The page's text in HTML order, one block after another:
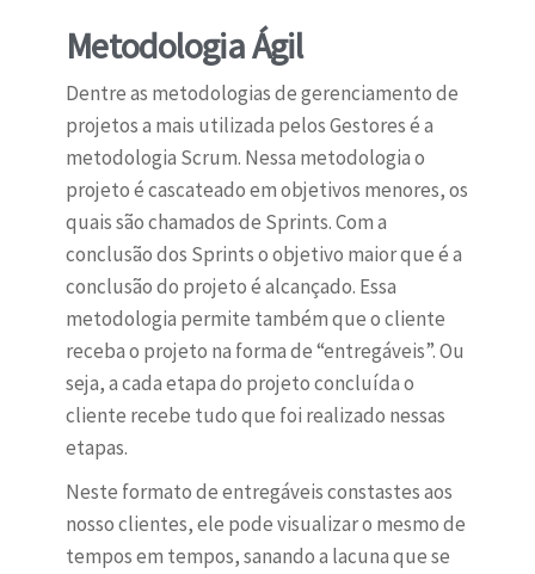
Metodologia Ágil
Dentre as metodologias de gerenciamento de
projetos a mais utilizada pelos Gestores é a
metodologia Scrum. Nessa metodologia o
projeto é cascateado em objetivos menores, os
quais são chamados de Sprints. Com a
conclusão dos Sprints o objetivo maior que é a
conclusão do projeto é alcançado. Essa
metodologia permite também que o cliente
receba o projeto na forma de “entregáveis”. Ou
seja, a cada etapa do projeto concluída o
cliente recebe tudo que foi realizado nessas
etapas.
Neste formato de entregáveis constastes aos
nosso clientes, ele pode visualizar o mesmo de
tempos em tempos, sanando a lacuna que se